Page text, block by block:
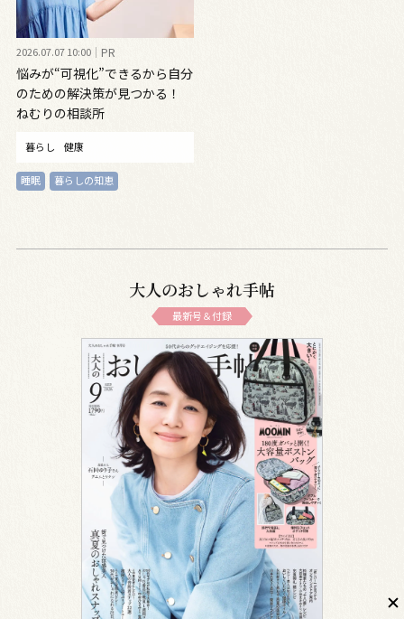
2026.07.07 10:00 PR
悩みが“可視化”できるから自分
のための解決策が見つかる！
ねむりの相談所
暮らし 健康
睡眠 暮らしの知恵
大人のおしゃれ手帖
最新号＆付録